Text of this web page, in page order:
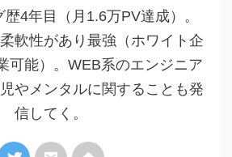
4年目（月1.6万PV達成）。
軟性があり最強（ホワイト企
可能）。WEB系のエンジニア
やメンタルに関することも発
信してく。